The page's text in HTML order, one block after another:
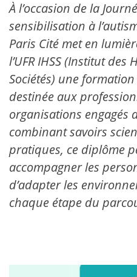
À l’occasion de la
sensibilisation à
Paris Cité met en
l’UFR IHSS (Institut des
Sociétés) une
destinée aux
organisations engagés
combinant savoirs
pratiques, ce diplôme
accompagner les
d’adapter les
chaque étape du